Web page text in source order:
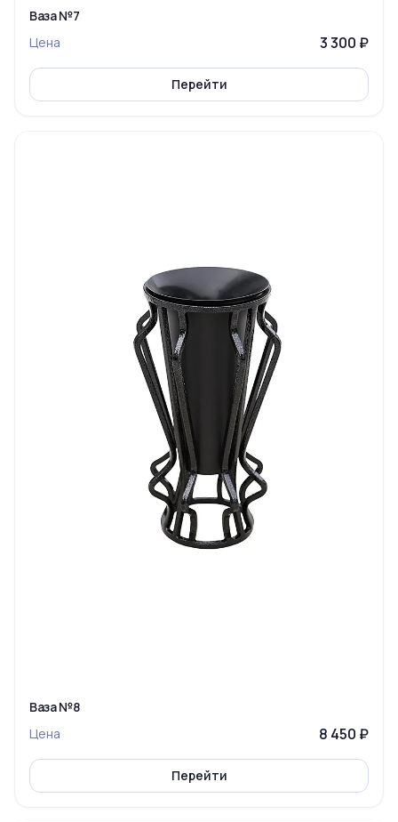
Ваза №7
Цена
3 300 ₽
Перейти
Ваза №8
Цена
8 450 ₽
Перейти